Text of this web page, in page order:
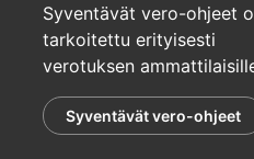
Syventävät vero-ohjeet
tarkoitettu erityisesti
verotuksen
Syventävät vero-ohjeet